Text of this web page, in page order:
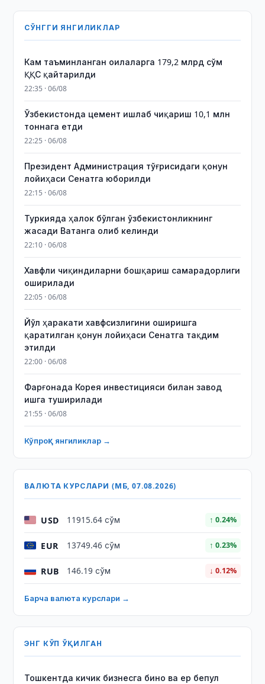
СЎНГГИ ЯНГИЛИКЛАР
Кам таъминланган оилаларга 179,2 млрд сўм
ҚҚС қайтарилди
22:35 · 06/08
Ўзбекистонда цемент ишлаб чиқариш 10,1 млн
тоннага етди
22:25 · 06/08
Президент Администрация тўғрисидаги қонун
лойиҳаси Сенатга юборилди
22:15 · 06/08
Туркияда ҳалок бўлган ўзбекистонликнинг
жасади Ватанга олиб келинди
22:10 · 06/08
Хавфли чиқиндиларни бошқариш самарадорлиги
оширилади
22:05 · 06/08
Йўл ҳаракати хавфсизлигини оширишга
қаратилган қонун лойиҳаси Сенатга тақдим
этилди
22:00 · 06/08
Фарғонада Корея инвестицияси билан завод
ишга туширилади
21:55 · 06/08
Кўпроқ янгиликлар →
ВАЛЮТА КУРСЛАРИ (МБ, 07.08.2026)
USD 11915.64 сўм ↑ 0.24%
EUR 13749.46 сўм ↑ 0.23%
RUB 146.19 сўм ↓ 0.12%
Барча валюта курслари →
ЭНГ КЎП ЎҚИЛГАН
Тошкентда кичик бизнесга бино ва ер бепул